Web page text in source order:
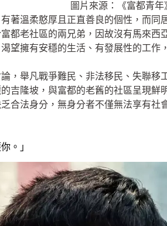
圖片來源：《富都青年
著溫柔憨厚且正直善良的個性，而
都老社區的兩兄弟，因故沒有馬來
望擁有安穩的生活、有發展性的工作
，舉凡戰爭難民、非法移民、失聯
吉隆坡，與富都的老舊的社區呈現
合法身分，無身分者不僅無法享有
。」